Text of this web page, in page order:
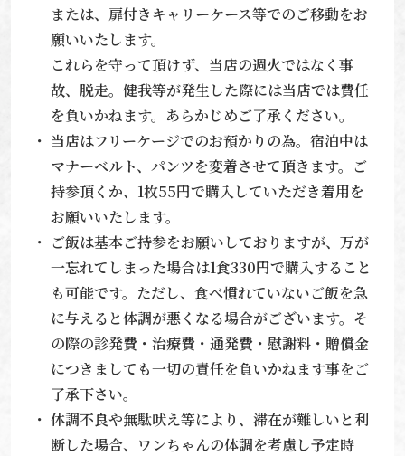
または、扉付きキャリーケース等でのご移動をお
願いいたします。
これらを守って頂けず、当店の週火ではなく事
故、脱走。健我等が発生した際には当店では費任
を負いかねます。あらかじめご了承ください。
当店はフリーケージでのお預かりの為。宿泊中は
マナーベルト、パンツを変着させて頂きます。ご
持参頂くか、1枚55円で購入していただき着用を
お願いいたします。
ご飯は基本ご持参をお願いしておりますが、万が
一忘れてしまった場合は1食330円で購入すること
も可能です。ただし、食べ慣れていないご飯を急
に与えると体調が悪くなる場合がございます。そ
の際の診発費・治療費・通発費・慰謝料・贈償金
につきましても一切の責任を負いかねます事をご
了承下さい。
体調不良や無駄吠え等により、滞在が難しいと利
断した場合、ワンちゃんの体調を考慮し予定時